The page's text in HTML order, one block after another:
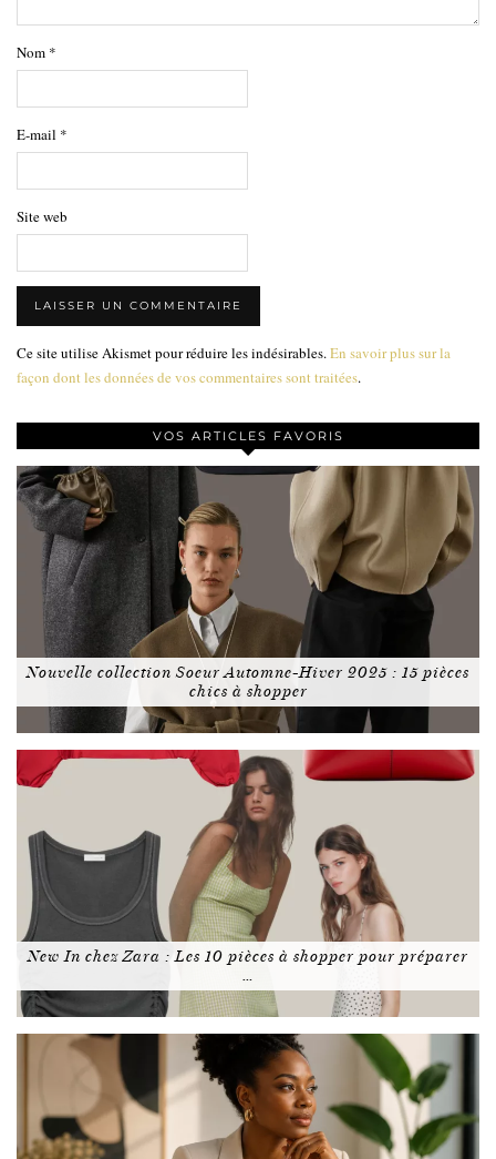
Nom *
E-mail *
Site web
Ce site utilise Akismet pour réduire les indésirables. En savoir plus sur la
façon dont les données de vos commentaires sont traitées.
VOS ARTICLES FAVORIS
Nouvelle collection Soeur Automne-Hiver 2025 : 15 pièces
chics à shopper
New In chez Zara : Les 10 pièces à shopper pour préparer
…